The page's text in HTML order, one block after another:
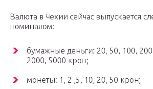
Валюта в Чехии сейчас выпускается
номиналом:
бумажные деньги: 20, 50, 100,
2000, 5000 крон;
монеты: 1, 2 ,5, 10, 20, 50 крон;